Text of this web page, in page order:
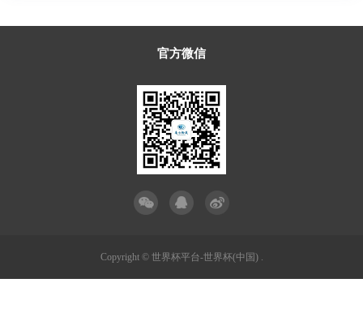
官方微信
Copyright © 世界杯平台-世界杯(中国) .